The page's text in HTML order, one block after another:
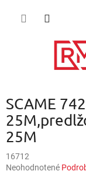
SCAME
25M
16712
Priemerné
Neohodnotené